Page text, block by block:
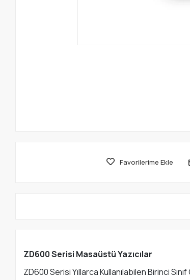
Favorilerime Ekle
ZD600 Serisi Masaüstü Yazıcılar
ZD600 Serisi Yıllarca Kullanılabilen Birinci